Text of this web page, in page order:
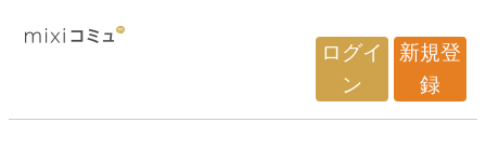
ログイ
ン
新規登
録